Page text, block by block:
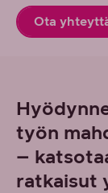
Ota
työn
–
ratkaisut